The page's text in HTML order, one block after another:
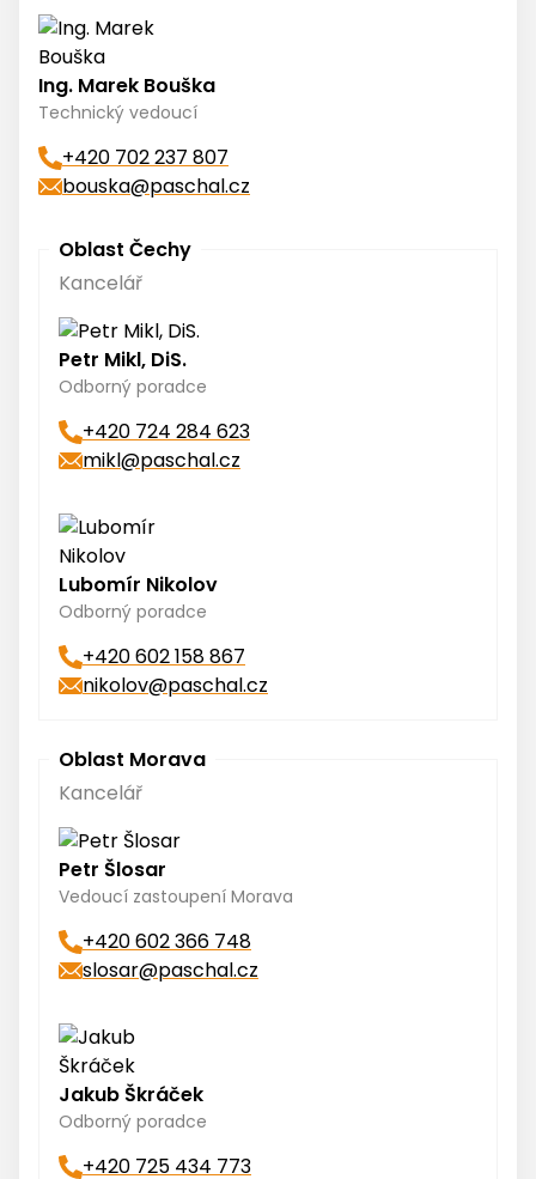
Ing. Marek Bouška
Technický vedoucí
+420 702 237 807
bouska@paschal.cz
Oblast Čechy
Kancelář
Petr Mikl, DiS.
Odborný poradce
+420 724 284 623
mikl@paschal.cz
Lubomír Nikolov
Odborný poradce
+420 602 158 867
nikolov@paschal.cz
Oblast Morava
Kancelář
Petr Šlosar
Vedoucí zastoupení Morava
+420 602 366 748
slosar@paschal.cz
Jakub Škráček
Odborný poradce
+420 725 434 773